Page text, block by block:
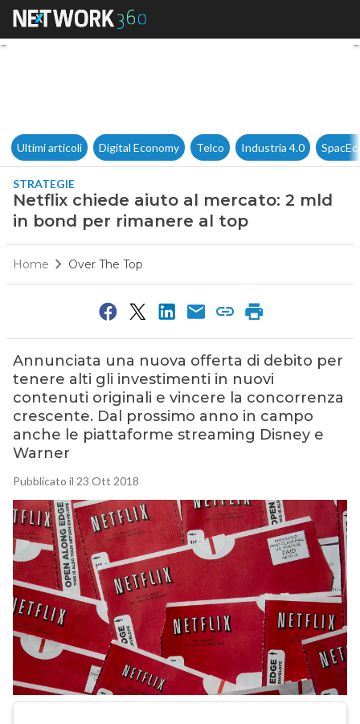
Netflix chiede aiuto al
Ultimi articoli Digital Economy Telco Industria 4.0
STRATEGIE
Netflix chiede aiuto al mercato: 2 mld
in bond per rimanere al top
Home Over The Top
Annunciata una nuova offerta di debito per
tenere alti gli investimenti in nuovi
contenuti originali e vincere la concorrenza
crescente. Dal prossimo anno in campo
anche le piattaforme streaming Disney e
Warner
Pubblicato il 23 Ott 2018